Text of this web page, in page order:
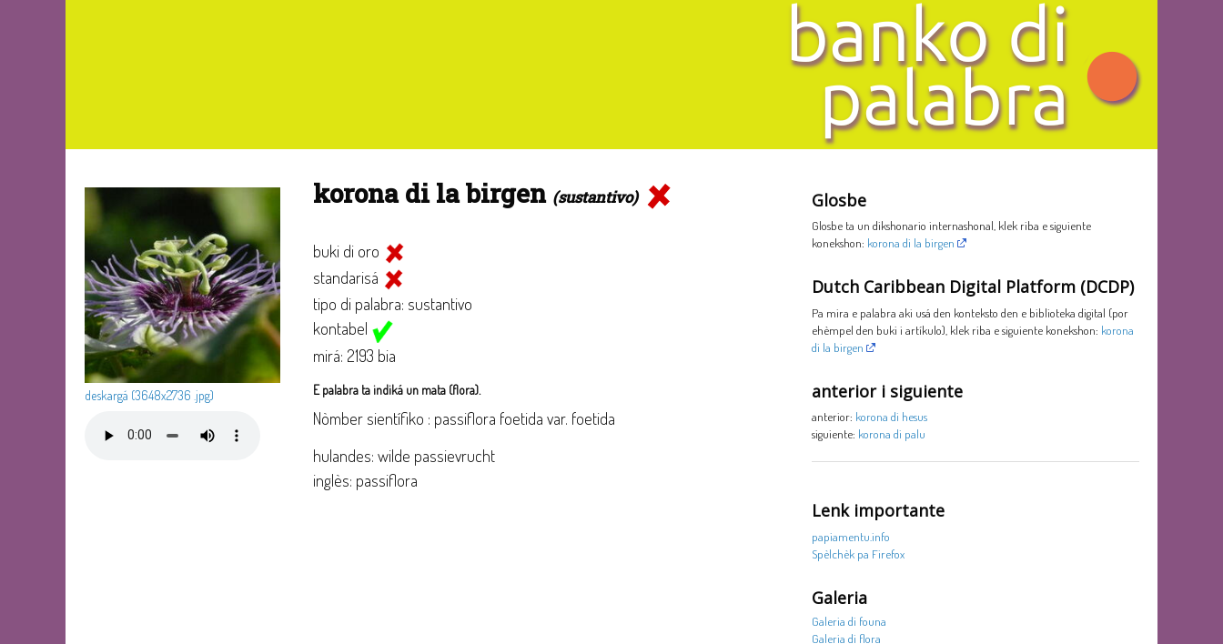
deskargá (3648x2736 .jpg)
korona di la birgen (sustantivo)
buki di oro
standarisá
tipo di palabra: sustantivo
kontabel
mirá: 2193 bia
E palabra ta indiká un mata (flora).
Nòmber sientífiko : passiflora foetida var. foetida
hulandes: wilde passievrucht
inglès: passiflora
Glosbe
Glosbe ta un dikshonario internashonal, klek riba e siguiente
konekshon: korona di la birgen
Dutch Caribbean Digital Platform (DCDP)
Pa mira e palabra aki usá den konteksto den e biblioteka digital (por
ehèmpel den buki i artíkulo), klek riba e siguiente konekshon: korona
di la birgen
anterior i siguiente
anterior: korona di hesus
siguiente: korona di palu
Lenk importante
papiamentu.info
Spèlchèk pa Firefox
Galeria
Galeria di founa
Galeria di flora